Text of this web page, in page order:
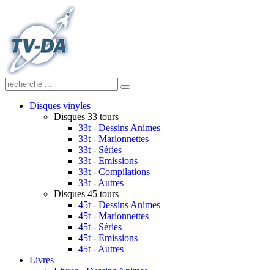
Disques vinyles
Disques 33 tours
33t - Dessins Animes
33t - Marionnettes
33t - Séries
33t - Emissions
33t - Compilations
33t - Autres
Disques 45 tours
45t - Dessins Animes
45t - Marionnettes
45t - Séries
45t - Emissions
45t - Autres
Livres